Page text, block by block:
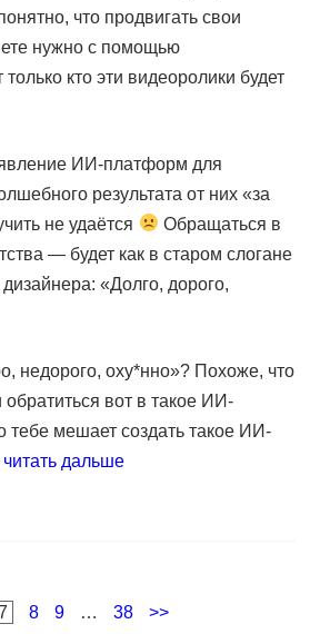
что продвигать свои
нужно с помощью
кто эти видеоролики будет
ИИ-платформ для
результата от них «за
не удаётся
Обращаться в
— будет как в старом слогане
дизайнера: «Долго, дорого,
недорого, оху*нно»? Похоже, что
вот в такое ИИ-
тебе мешает создать такое ИИ-
читать дальше
Page
8 Page
9 … Page
38 >>